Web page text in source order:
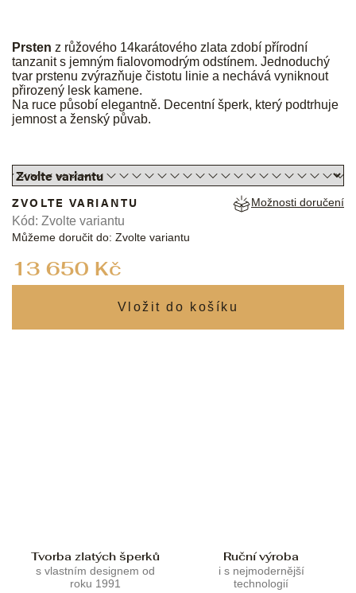
Prsten z růžového 14karátového zlata zdobí přírodní
tanzanit s jemným fialovomodrým odstínem. Jednoduchý
tvar prstenu zvýrazňuje čistotu linie a nechává vyniknout
přirozený lesk kamene.
Na ruce působí elegantně. Decentní šperk, který podtrhuje
jemnost a ženský půvab.
13 650 Kč
ZVOLTE VARIANTU
Můžeme doručit do: Zvolte variantu
Možnosti doručení
Kód: Zvolte variantu
Tvorba zlatých šperků
s vlastním designem od
roku 1991
Ruční výroba
i s nejmodernější
technologií